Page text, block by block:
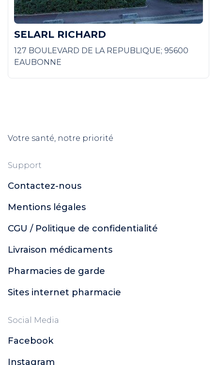
SELARL RICHARD
127 BOULEVARD DE LA REPUBLIQUE; 95600
EAUBONNE
Votre santé, notre priorité
Support
Contactez-nous
Mentions légales
CGU / Politique de confidentialité
Livraison médicaments
Pharmacies de garde
Sites internet pharmacie
Social Media
Facebook
Instagram